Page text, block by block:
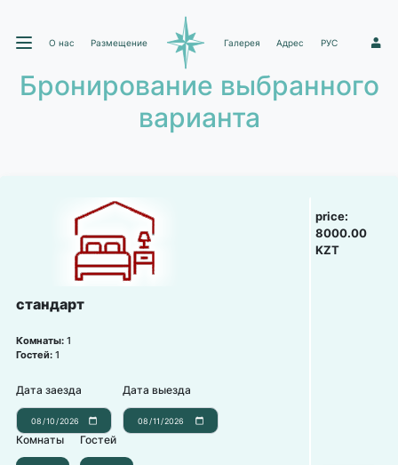
О нас Размещение Галерея Адрес РУС 1
Бронирование выбранного
варианта
стандарт
Комнаты: 1
Гостей: 1
Дата заезда Дата выезда
Комнаты Гостей
price:
8000.00
KZT